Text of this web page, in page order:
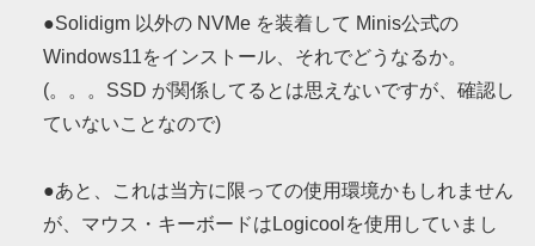
●Solidigm 以外の NVMe を装着して Minis公式の
Windows11をインストール、それでどうなるか。
(。。。SSD が関係してるとは思えないですが、確認し
ていないことなので)
●あと、これは当方に限っての使用環境かもしれません
が、マウス・キーボードはLogicoolを使用していまし